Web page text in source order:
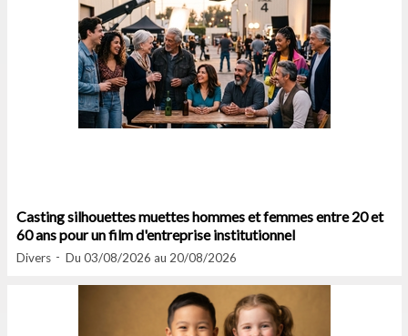
Casting silhouettes muettes hommes et femmes entre 20 et
60 ans pour un film d'entreprise institutionnel
Divers Du 03/08/2026 au 20/08/2026